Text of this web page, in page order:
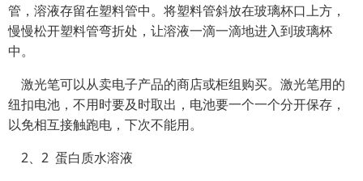
管，溶液存留在塑料管中。将塑料管斜放在玻璃杯口上方，
慢慢松开塑料管弯折处，让溶液一滴一滴地进入到玻璃杯
中。
激光笔可以从卖电子产品的商店或柜组购买。激光笔用的
纽扣电池，不用时要及时取出，电池要一个一个分开保存，
以免相互接触跑电，下次不能用。
2、2 蛋白质水溶液